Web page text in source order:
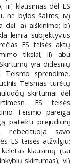
iii) klausimas dėl ES
ne bylos šalims; iv)
dėl: a) aiškinimo; b)
lemia subjektyvius
ES teisės aktų
tikslai; ii) abu
yra didesnių
sprendime,
Teismas turėtų
skirtumai dėl
ES teisės
Teismo pareigą
pateikti prejudicinį
nebecituoja savo
ES teisės atžvilgiu;
klausimų (tai
skirtumas); vi)